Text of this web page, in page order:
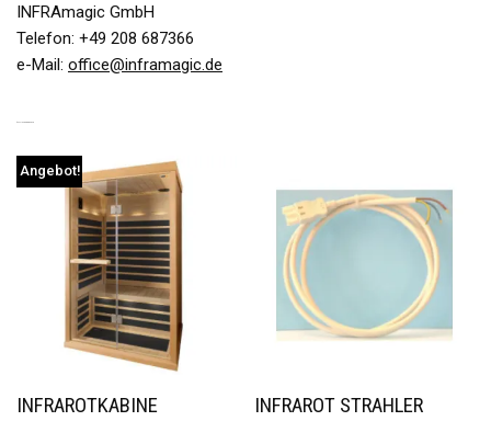
INFRAmagic GmbH
Telefon: +49 208 687366
e-Mail: office@inframagic.de
Angebot!
INFRAROTKABINE
INFRAROT STRAHLER